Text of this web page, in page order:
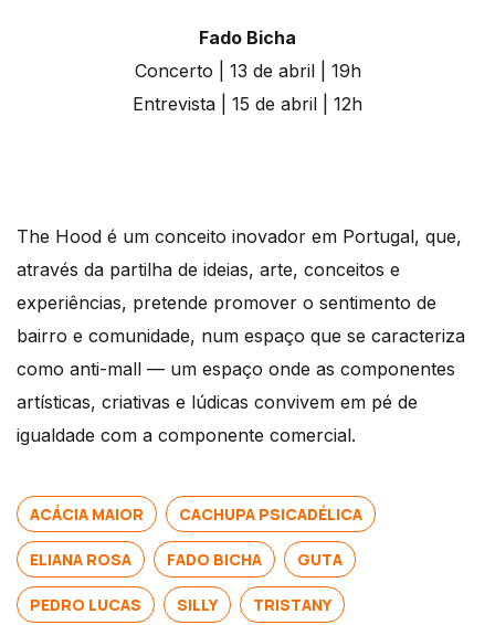
Fado Bicha
Concerto | 13 de abril | 19h
Entrevista | 15 de abril | 12h
The Hood é um conceito inovador em Portugal, que,
através da partilha de ideias, arte, conceitos e
experiências, pretende promover o sentimento de
bairro e comunidade, num espaço que se caracteriza
como anti-mall — um espaço onde as componentes
artísticas, criativas e lúdicas convivem em pé de
igualdade com a componente comercial.
ACÁCIA MAIOR CACHUPA PSICADÉLICA
ELIANA ROSA FADO BICHA GUTA
PEDRO LUCAS SILLY TRISTANY